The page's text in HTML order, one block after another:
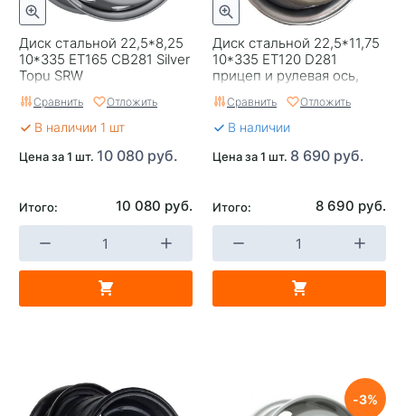
Завод изготовитель
Wheel Power
Применяемость
Универсальные
Тип диска
Стальные
Диск стальной 22,5*8,25
10*335 ET165 CB281 Silver
Topu SRW
Сравнить Отложить
В наличии 1 шт
Цена за 1 шт. 10 080 руб.
Итого: 10 080 руб.
Диск стальной 22,5*11,75
10*335 EТ120 D281
прицеп и рулевая ось,
дисковые тормоза Wheel
Power
Сравнить Отложить
В наличии
Цена за 1 шт. 8 690 руб.
Итого: 8 690 руб.
3